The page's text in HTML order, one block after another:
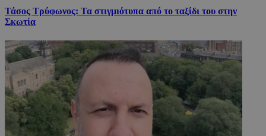
Τάσος Τρύφωνος: Τα στιγμιότυπα από το ταξίδι του στην
Σκωτία